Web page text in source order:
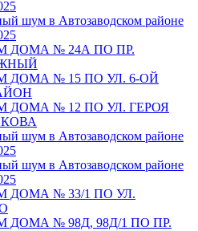
шум в Автозаводском районе
ДОМА № 24А ПО ПР.
ДОМА № 15 ПО УЛ. 6-ОЙ
ДОМА № 12 ПО УЛ. ГЕРОЯ
шум в Автозаводском районе
шум в Автозаводском районе
ДОМА № 33/1 ПО УЛ.
ДОМА № 98Д, 98Д/1 ПО ПР.